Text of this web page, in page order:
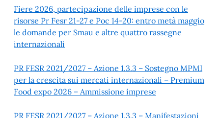
Fiere 2026, partecipazione delle imprese con le
risorse Pr Fesr 21-27 e Poc 14-20: entro metà maggio
le domande per Smau e altre quattro rassegne
internazionali
PR FESR 2021/2027 – Azione 1.3.3 – Sostegno MPMI
per la crescita sui mercati internazionali – Premium
Food expo 2026 – Ammissione imprese
PR FESR 2021/2027 – Azione 1.3.3 – Manifestazioni